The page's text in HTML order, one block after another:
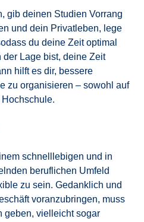
gib deinen Studien Vorrang
und dein Privatleben, lege
du deine Zeit optimal
der Lage bist, deine Zeit
hilft es dir, bessere
zu organisieren – sowohl auf
schnelllebigen und in
beruflichen Umfeld
zu sein. Gedanklich und
voranzubringen, muss
geben, vielleicht sogar